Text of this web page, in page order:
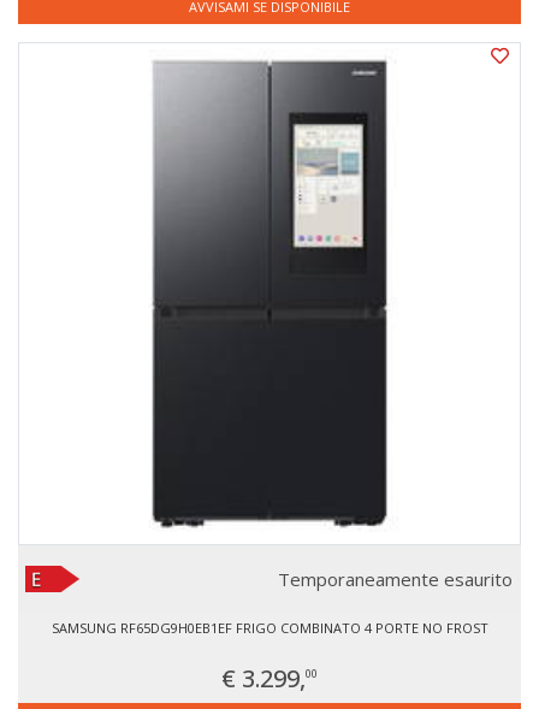
AVVISAMI SE DISPONIBILE
Temporaneamente esaurito
SAMSUNG RF65DG9H0EB1EF FRIGO COMBINATO 4 PORTE NO FROST
€ 3.299,00